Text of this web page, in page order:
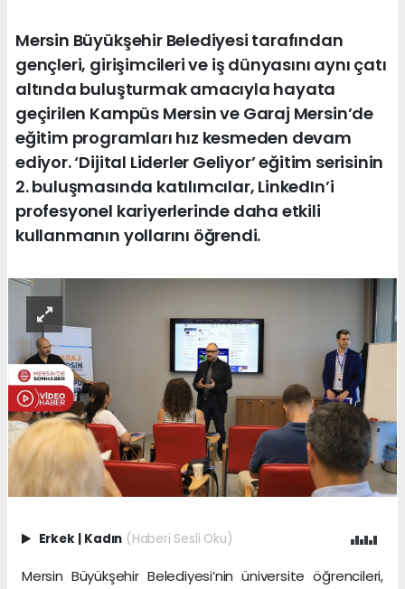
Mersin Büyükşehir Belediyesi tarafından
gençleri, girişimcileri ve iş dünyasını aynı çatı
altında buluşturmak amacıyla hayata
geçirilen Kampüs Mersin ve Garaj Mersin’de
eğitim programları hız kesmeden devam
ediyor. ‘Dijital Liderler Geliyor’ eğitim serisinin
2. buluşmasında katılımcılar, LinkedIn’i
profesyonel kariyerlerinde daha etkili
kullanmanın yollarını öğrendi.
Erkek Kadın (Haberi Sesli Oku)
Mersin Büyükşehir Belediyesi’nin üniversite öğrencileri,